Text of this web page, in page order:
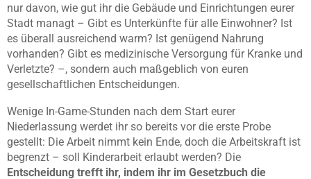
nur davon, wie gut ihr die Gebäude und Einrichtungen eurer
Stadt managt – Gibt es Unterkünfte für alle Einwohner? Ist
es überall ausreichend warm? Ist genügend Nahrung
vorhanden? Gibt es medizinische Versorgung für Kranke und
Verletzte? –, sondern auch maßgeblich von euren
gesellschaftlichen Entscheidungen.
Wenige In-Game-Stunden nach dem Start eurer
Niederlassung werdet ihr so bereits vor die erste Probe
gestellt: Die Arbeit nimmt kein Ende, doch die Arbeitskraft ist
begrenzt – soll Kinderarbeit erlaubt werden? Die
Entscheidung trefft ihr, indem ihr im Gesetzbuch die